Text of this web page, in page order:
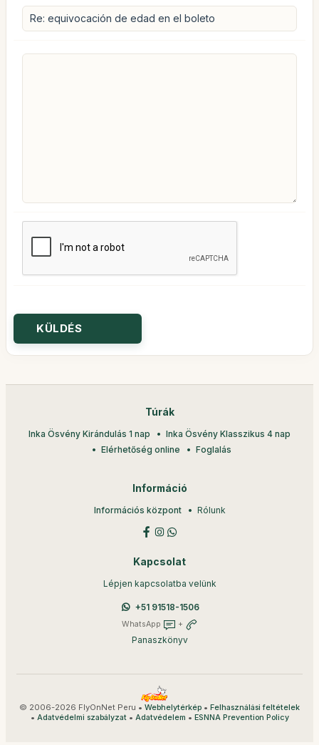
Túrák
Inka Ösvény Kirándulás 1 nap
Inka Ösvény Klasszikus 4 nap
Elérhetőség online
Foglalás
Információ
Információs központ Rólunk
Kapcsolat
Lépjen kapcsolatba velünk
+51 91518-1506
WhatsApp +
Panaszkönyv
© 2006-2026 FlyOnNet Peru • Webhelytérkép • Felhasználási feltételek
• Adatvédelmi szabályzat• Adatvédelem • ESNNA Prevention Policy